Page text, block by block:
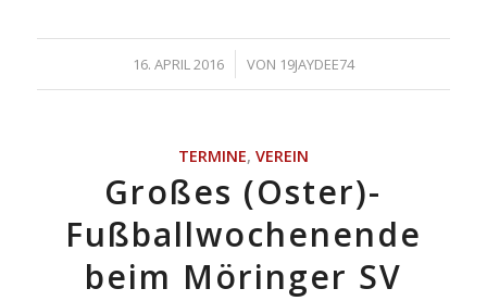
16. APRIL 2016
/ VON 19JAYDEE74
TERMINE, VEREIN
Großes (Oster)-
Fußballwochenende
beim Möringer SV